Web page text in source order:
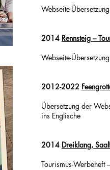
Webseite-
2014 Rennsteig –
Webseite-
2012-2022
Übersetzung der
ins Englische
2014 Dreiklang,
Tourismus-Werbeheft